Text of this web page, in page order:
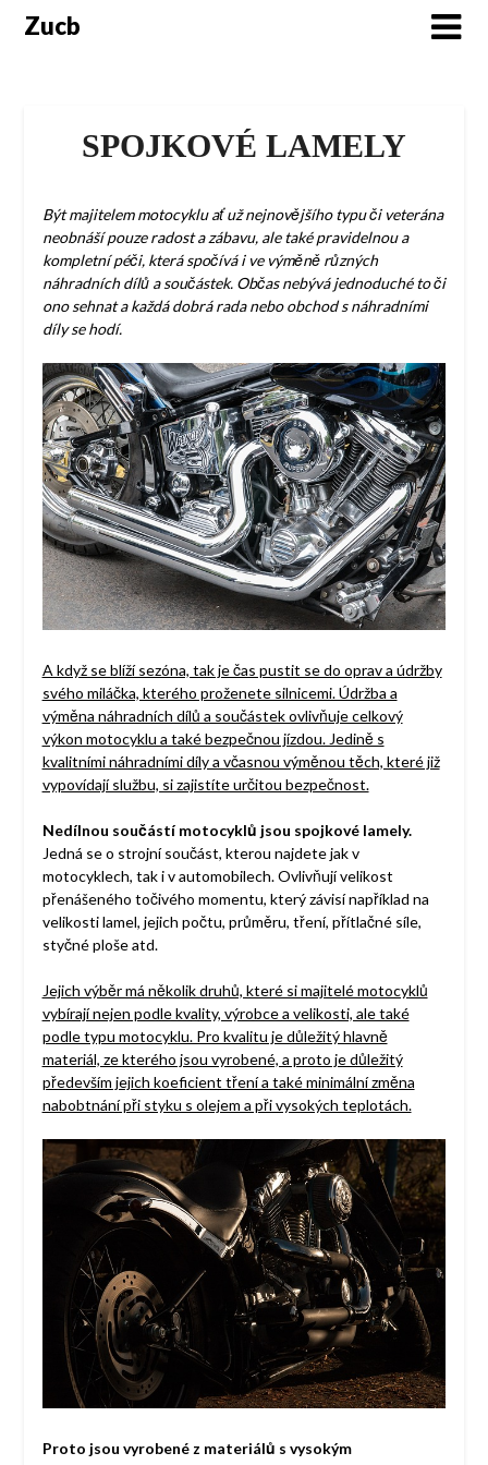
SkipZucb
SPOJKOVÉ LAMELY
Být majitelem motocyklu ať už nejnovějšího typu či veterána
neobnáší pouze radost a zábavu, ale také pravidelnou a
kompletní péči, která spočívá i ve výměně různých
náhradních dílů a součástek. Občas nebývá jednoduché to či
ono sehnat a každá dobrá rada nebo obchod s náhradními
díly se hodí.
A když se blíží sezóna, tak je čas pustit se do oprav a údržby
svého miláčka, kterého proženete silnicemi. Údržba a
výměna náhradních dílů a součástek ovlivňuje celkový
výkon motocyklu a také bezpečnou jízdou. Jedině s
kvalitními náhradními díly a včasnou výměnou těch, které již
vypovídají službu, si zajistíte určitou bezpečnost.
Nedílnou součástí motocyklů jsou spojkové lamely.
Jedná se o strojní součást, kterou najdete jak v
motocyklech, tak i v automobilech. Ovlivňují velikost
přenášeného točivého momentu, který závisí například na
velikosti lamel, jejich počtu, průměru, tření, přítlačné síle,
styčné ploše atd.
Jejich výběr má několik druhů, které si majitelé motocyklů
vybírají nejen podle kvality, výrobce a velikosti, ale také
podle typu motocyklu. Pro kvalitu je důležitý hlavně
materiál, ze kterého jsou vyrobené, a proto je důležitý
především jejich koeficient tření a také minimální změna
nabobtnání při styku s olejem a při vysokých teplotách.
Proto jsou vyrobené z materiálů s vysokým